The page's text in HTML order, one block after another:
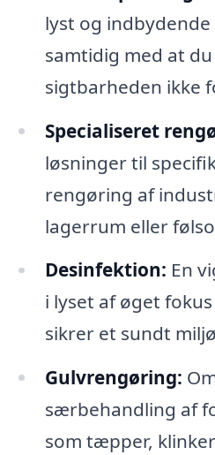
lyst og indbydende
samtidig med at
sigtbarheden ikke
Specialiseret
løsninger til
rengøring af
lagerrum eller
Desinfektion: En
i lyset af øget
sikrer et sundt
Gulvrengøring:
særbehandling af
som tæpper,